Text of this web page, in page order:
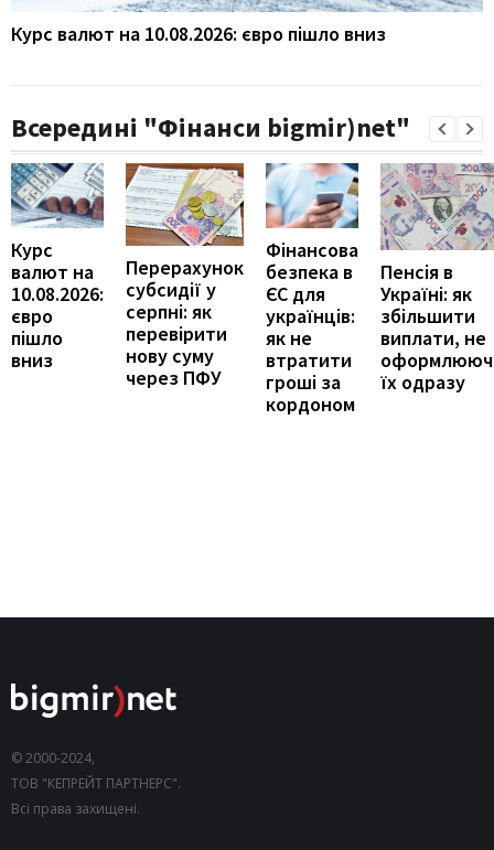
Курс валют на 10.08.2026: євро пішло вниз
Всередині "Фінанси bigmir)net"
Курс
валют на
10.08.2026:
євро
пішло
вниз
Перерахунок
субсидії у
серпні: як
перевірити
нову суму
через ПФУ
Фінансова
безпека в
ЄС для
українців:
як не
втратити
гроші за
кордоном
Пенсія в
Україні: як
збільшити
виплати, не
їх одразу
© 2000-2024,
ТОВ "КЕПРЕЙТ ПАРТНЕРС".
Всі права захищені.